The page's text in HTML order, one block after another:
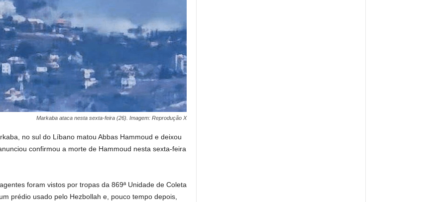
Markaba ataca nesta sexta-feira (26). Imagem: Reprodução X
no sul do Líbano matou Abbas Hammoud e deixou
confirmou a morte de Hammoud nesta sexta-feira
foram vistos por tropas da 869ª Unidade de Coleta
prédio usado pelo Hezbollah e, pouco tempo depois,